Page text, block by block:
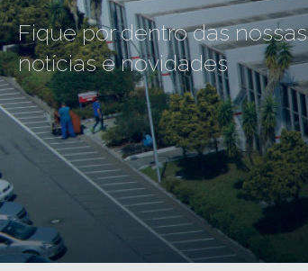
Fique por dentro das nossas
notícias e novidades